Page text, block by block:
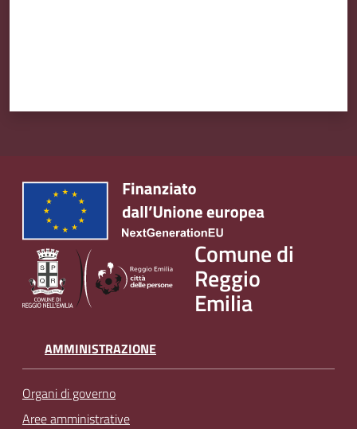
Comune di
Reggio
Emilia
AMMINISTRAZIONE
Organi di governo
Aree amministrative